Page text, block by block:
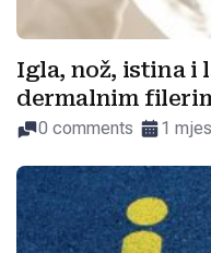
Igla, nož, istina i
dermalnim
0 comments 1